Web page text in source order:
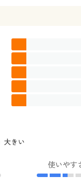
大きい
使いやす